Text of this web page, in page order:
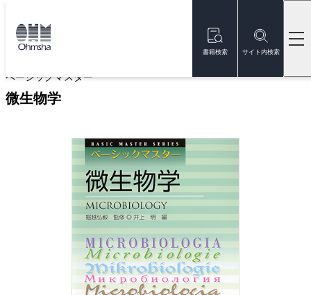
書籍検索 サイト内検索
トップ
ベーシックマスター
微生物学